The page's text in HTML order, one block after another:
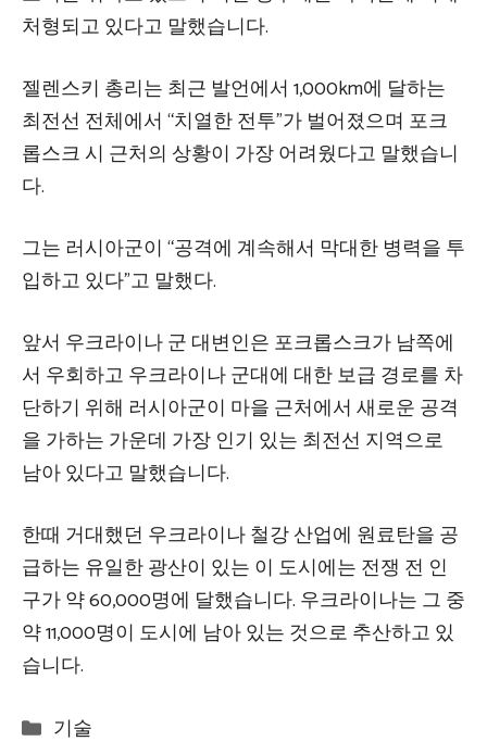
처형되고 있다고 말했습니다.
젤렌스키 총리는 최근 발언에서 1,000km에 달하는
최전선 전체에서 “치열한 전투”가 벌어졌으며 포크
롭스크 시 근처의 상황이 가장 어려웠다고 말했습니
다.
그는 러시아군이 “공격에 계속해서 막대한 병력을 투
입하고 있다”고 말했다.
앞서 우크라이나 군 대변인은 포크롭스크가 남쪽에
서 우회하고 우크라이나 군대에 대한 보급 경로를 차
단하기 위해 러시아군이 마을 근처에서 새로운 공격
을 가하는 가운데 가장 인기 있는 최전선 지역으로
남아 있다고 말했습니다.
한때 거대했던 우크라이나 철강 산업에 원료탄을 공
급하는 유일한 광산이 있는 이 도시에는 전쟁 전 인
구가 약 60,000명에 달했습니다. 우크라이나는 그 중
약 11,000명이 도시에 남아 있는 것으로 추산하고 있
습니다.
Categories
기술